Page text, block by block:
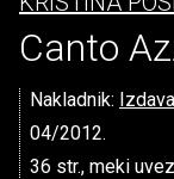
Canto
Nakladnik:
04/2012.
36 str., meki uvez